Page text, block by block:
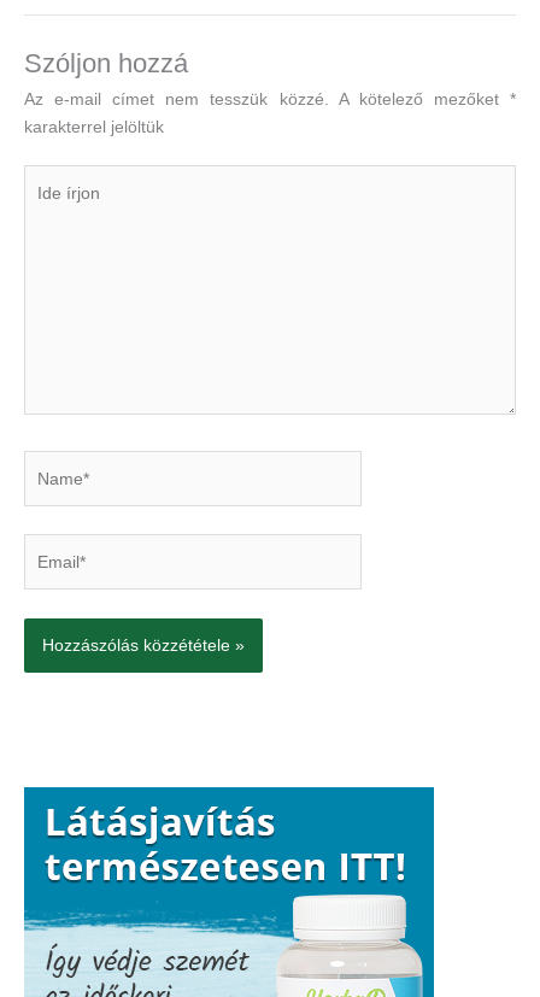
Szóljon hozzá
Az e-mail címet nem tesszük közzé. A kötelező mezőket*
karakterrel jelöltük